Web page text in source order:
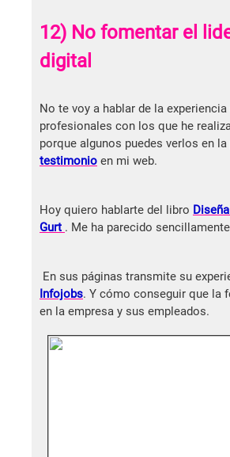
12) No fomentar el
digital
No te voy a hablar de la
profesionales con los que he
porque algunos puedes verlos en la
testimonio en mi web.
Hoy quiero hablarte del libro
Gurt . Me ha parecido
En sus páginas transmite su
Infojobs. Y cómo conseguir que la
en la empresa y sus empleados.